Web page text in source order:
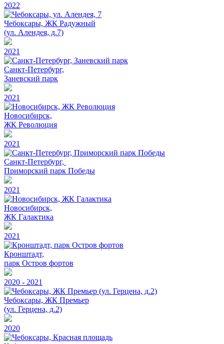
2022
Чебоксары, ЖК Радужный
(ул. Алендея, д.7)
2021
Санкт-Петербург,
Заневский парк
2021
Новосибирск,
ЖК Революция
2021
Санкт-Петербург,
Приморский парк Победы
2021
Новосибирск,
ЖК Галактика
2021
Кронштадт,
парк Остров фортов
2020 - 2021
Чебоксары, ЖК Премьер
(ул. Герцена, д.2)
2020